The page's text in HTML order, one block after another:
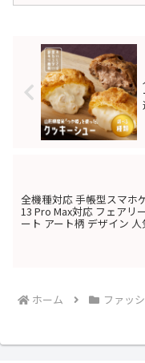
ファッション